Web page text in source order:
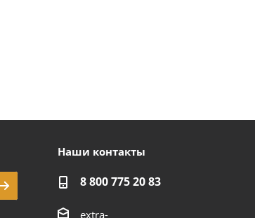
Наши контакты
8 800 775 20 83
extra-